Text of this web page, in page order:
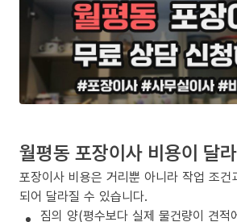
월평동 포장이사 비용이 달
포장이사 비용은 거리뿐 아니라 작업 조건
되어 달라질 수 있습니다.
짐의 양(평수보다 실제 물건량이 견적